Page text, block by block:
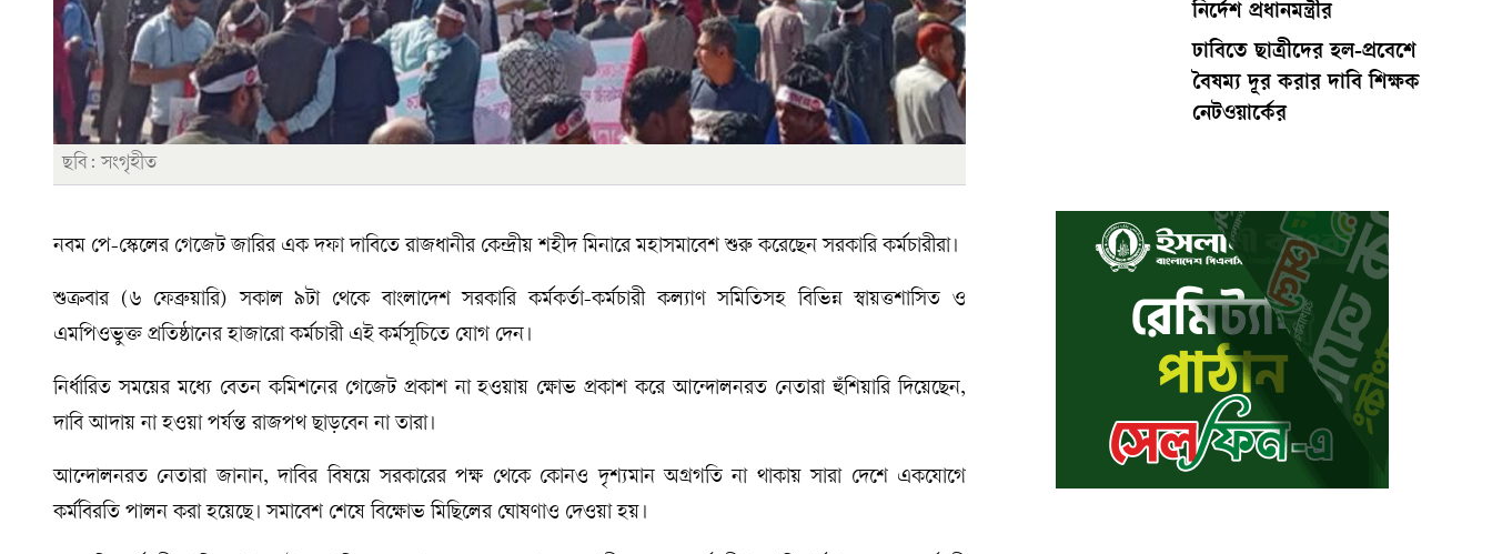
ছবি: সংগৃহীত
নবম পে-স্কেলের গেজেট জারির এক দফা দাবিতে রাজধানীর কেন্দ্রীয় শহীদ মিনারে মহাসমাবেশ শুরু করেছেন সরকারি কর্মচারীরা।
শুক্রবার (৬ ফেব্রুয়ারি) সকাল ৯টা থেকে বাংলাদেশ সরকারি কর্মকর্তা-কর্মচারী কল্যাণ সমিতিসহ বিভিন্ন স্বায়ত্তশাসিত ও
এমপিওভুক্ত প্রতিষ্ঠানের হাজারো কর্মচারী এই কর্মসূচিতে যোগ দেন।
নির্ধারিত সময়ের মধ্যে বেতন কমিশনের গেজেট প্রকাশ না হওয়ায় ক্ষোভ প্রকাশ করে আন্দোলনরত নেতারা হুঁশিয়ারি দিয়েছেন,
দাবি আদায় না হওয়া পর্যন্ত রাজপথ ছাড়বেন না তারা।
আন্দোলনরত নেতারা জানান, দাবির বিষয়ে সরকারের পক্ষ থেকে কোনও দৃশ্যমান অগ্রগতি না থাকায় সারা দেশে একযোগে
কর্মবিরতি পালন করা হয়েছে। সমাবেশ শেষে বিক্ষোভ মিছিলের ঘোষণাও দেওয়া হয়।
নির্দেশ প্রধানমন্ত্রীর
ঢাবিতে ছাত্রীদের হল-প্রবেশে
বৈষম্য দূর করার দাবি শিক্ষক
নেটওয়ার্কের